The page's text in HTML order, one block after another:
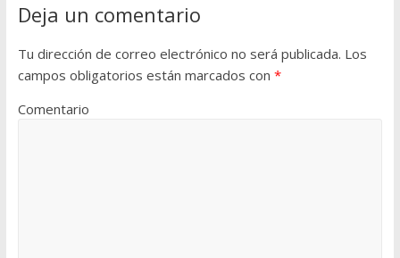
Deja un comentario
Tu dirección de correo electrónico no será publicada. Los
campos obligatorios están marcados con *
Comentario